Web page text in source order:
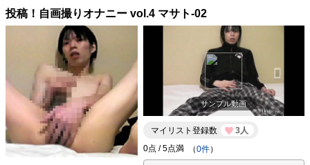
投稿！自画撮りオナニー vol.4 マサト-02
サンプル動画
マイリスト登録数
3人
（0件）